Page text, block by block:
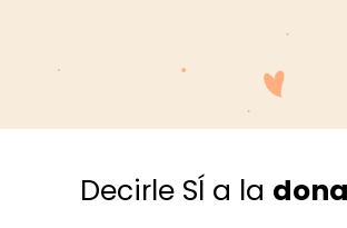
teniendo
Decirle SÍ a la